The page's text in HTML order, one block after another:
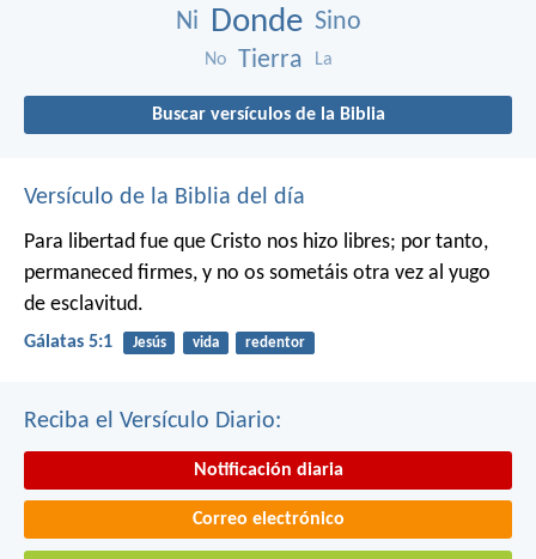
Ni Donde Sino
No Tierra La
Buscar versículos de la Biblia
Versículo de la Biblia del día
Para libertad fue que Cristo nos hizo libres; por tanto,
permaneced firmes, y no os sometáis otra vez al yugo
de esclavitud.
Gálatas 5:1 Jesús vida redentor
Reciba el Versículo Diario:
Notificación diaria
Correo electrónico